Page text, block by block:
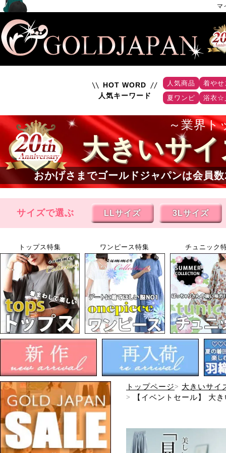
マ
HOT WORD
人気キーワード
人気商品
着やせ
夏ワンピ
浴衣☆
業界ト
大きいサ
おかげさまでゴールドジャパンは会員数
サイズで選ぶ LLサイズ 3Lサイズ
トップス特集 ワンピース特集 チュニック
トップページ
大きいサイ
【イベントセール】 大